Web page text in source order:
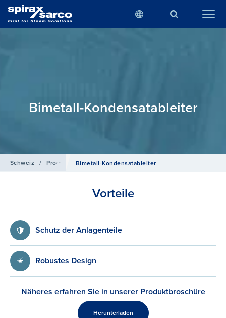
Bimetall-Kondensatableiter
Schweiz / Produkte / Kondensat­ableiter
Bimetall-​Kondensat­ableiter
Vorteile
Schutz der Anlagenteile
Robustes Design
Näheres erfahren Sie in unserer Produktbroschüre
Herunterladen